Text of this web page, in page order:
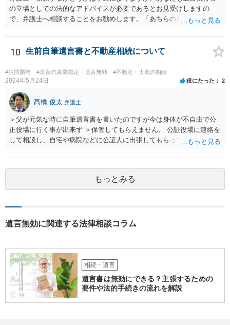
う。特に、お姉様側だけで不動産名義を変更している場合、遺言があ
ったのか、遺産分割協議書が作成されているのか、奥様の署名押印が
以前に、法定相続分や遺産分割未了の問題として整理すべき場合もあ
ります。 奥様において戸籍謄本、不動産登記簿、固定資産評価証明
書、遺言書の有無等を確認し、弁護士に個別に相談した方がよいと思
われます。
の立場としての法的なアドバイスが必要であるとお見受けしますの
で、弁護士へ相談することをお勧めします。「あちらの弁護士」（元
誘導しかしてこないと思います。
10 生前自筆遺言書と不動産相続について
#生前贈与 #遺言の真偽鑑定・遺言無効 #不動産・土地の相続
2024年5月24日 役にたった 2
髙橋 俊太 弁護士
＞父が元気な時に自筆遺言書を書いたのですが今は身体が不自由で公
正役場に行く事が出来ず ＞保管してもらえません。 公証役場に連絡を
して相談し、自宅や病院などに公証人に出張してもらって公正証書を
うことも可能です。 ＞不動産名義を父から母に名義変更しておいた方
がいいのではと考えていますがどう思いますか？ 詳細が不明であり何
とも言えないのですが、遺言内容との関わりもあると思いますので、
弁護士に事情等を説明して個別に相談した方がよいように思います。
もっとみる
遺言無効に関連する法律相談コラム
相続・遺言
遺言書は無効にできる？主張するための
要件や法的手続きの流れを解説